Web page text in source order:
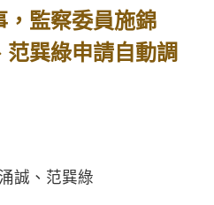
，監察委員施錦
范巽綠申請自動調
誠、范巽綠